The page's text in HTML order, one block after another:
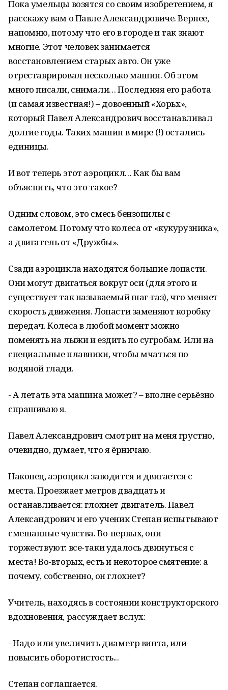
Пока умельцы возятся со своим изобретением, я
расскажу вам о Павле Александровиче. Вернее,
напомню, потому что его в городе и так знают
многие. Этот человек занимается
восстановлением старых авто. Он уже
отреставрировал несколько машин. Об этом
много писали, снимали… Последняя его работа
(и самая известная!) – довоенный «Хорьх»,
который Павел Александрович восстанавливал
долгие годы. Таких машин в мире (!) остались
единицы.
И вот теперь этот аэроцикл… Как бы вам
объяснить, что это такое?
Одним словом, это смесь бензопилы с
самолетом. Потому что колеса от «кукурузника»,
а двигатель от «Дружбы».
Сзади аэроцикла находятся большие лопасти.
Они могут двигаться вокруг оси (для этого и
существует так называемый шаг-газ), что меняет
скорость движения. Лопасти заменяют коробку
передач. Колеса в любой момент можно
поменять на лыжи и ездить по сугробам. Или на
специальные плавники, чтобы мчаться по
водяной глади.
- А летать эта машина может? – вполне серьёзно
спрашиваю я.
Павел Александрович смотрит на меня грустно,
очевидно, думает, что я ёрничаю.
Наконец, аэроцикл заводится и двигается с
места. Проезжает метров двадцать и
останавливается: глохнет двигатель. Павел
Александрович и его ученик Степан испытывают
смешанные чувства. Во-первых, они
торжествуют: все-таки удалось двинуться с
места! Во-вторых, есть и некоторое смятение: а
почему, собственно, он глохнет?
Учитель, находясь в состоянии конструкторского
вдохновения, рассуждает вслух:
- Надо или увеличить диаметр винта, или
повысить оборотистость...
Степан соглашается.